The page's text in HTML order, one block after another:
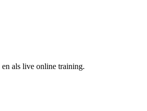
en als live online training.